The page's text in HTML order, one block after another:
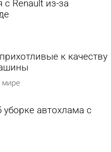
Renault из-за
к качеству
мире
автохлама с